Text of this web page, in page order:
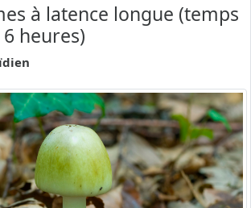
à latence longue (temps
heures)